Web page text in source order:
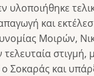
υλοποιήθηκε
και
Μοιρών,
στιγμή,
Σοκαράς και